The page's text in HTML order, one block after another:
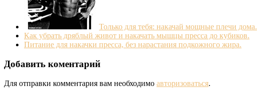
Только для тебя: накачай мощные плечи дома.
Как убрать дряблый живот и накачать мышцы пресса до кубиков.
Питание для накачки пресса, без нарастания подкожного жира.
Добавить коментарий
Для отправки комментария вам необходимо авторизоваться.